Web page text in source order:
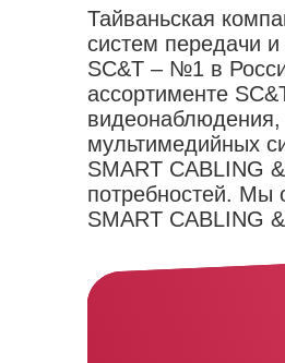
Тайваньская
систем передачи
SC&T – №1 в
ассортименте
мультимедийных
SMART CABLING
потребностей. Мы
SMART CABLING